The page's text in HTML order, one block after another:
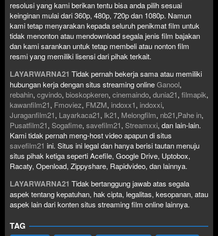
resolusi yang kami berikan tentu bisa anda pilih sesuai
keinginan mulai dari 360p, 480p, 720p dan 1080p. Namun
kami tetap menyarakan kepada seluruh penikmat film untuk
tidak menonton atau mendownload segala jenis film bajakan
dan kami sarankan untuk tetap membeli atau nonton film
resmi yang memiliki lisensi dari pihak terkait.
LAYARWARNA21 Tidak pernah bekerja sama atau memiliki
hubungan kerja dengan situs streaming onlineGanool,
rebahin, cgvindo, bioskopkeren, cinemaindo, dunia21, filmapik,
kawanfilm21, Fmoviez, FMZM, indoxx1, indoxxi,
Juraganfilm21, Layarkaca21, lk21, Melongfilm, nb21,Pahe in,
Pusatfilm21, Sogafime, savefilm21, Streamxxi, dan lain-lain.
Kami tidak pernah meng-host video apapun di situs
savefilm21 ini. Situs ini legal dan hanya berisi tautan menuju
situs pihak ketiga seperti Acefile, Google Drive, Uptobox,
Racaty, Openload, Zippyshare, Rapidvideo, dan lainnya.
LAYARWARNA21 Tidak bertanggung jawab atas segala
aspek tentang kepatuhan, hak cipta, legalitas, kesopanan, atau
aspek lain dari konten situs streaming film online lainnya.
TAG